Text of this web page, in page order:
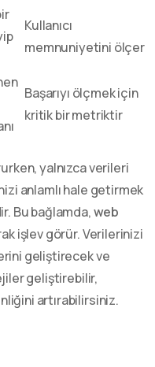
Kullanıcı
memnuniyetini ölçer
Başarıyı ölçmek için
kritik bir metriktir
yalnızca verileri
anlamlı hale getirmek
Bu bağlamda,web
işlev görür. Verilerinizi
geliştirecek ve
geliştirebilir,
artırabilirsiniz.